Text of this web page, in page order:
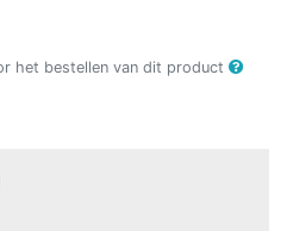
het bestellen van dit product